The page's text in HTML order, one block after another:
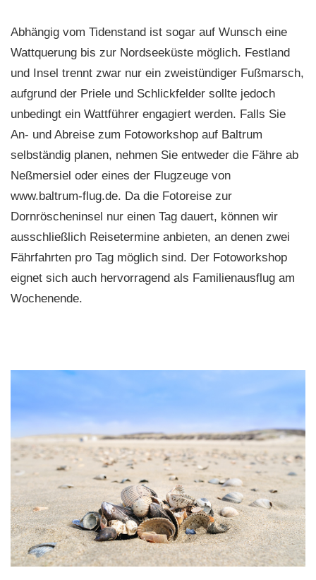
Abhängig vom Tidenstand ist sogar auf Wunsch eine
Wattquerung bis zur Nordseeküste möglich. Festland
und Insel trennt zwar nur ein zweistündiger Fußmarsch,
aufgrund der Priele und Schlickfelder sollte jedoch
unbedingt ein Wattführer engagiert werden. Falls Sie
An- und Abreise zum Fotoworkshop auf Baltrum
selbständig planen, nehmen Sie entweder die Fähre ab
Neßmersiel oder eines der Flugzeuge von
www.baltrum-flug.de. Da die Fotoreise zur
Dornröscheninsel nur einen Tag dauert, können wir
ausschließlich Reisetermine anbieten, an denen zwei
Fährfahrten pro Tag möglich sind. Der Fotoworkshop
eignet sich auch hervorragend als Familienausflug am
Wochenende.